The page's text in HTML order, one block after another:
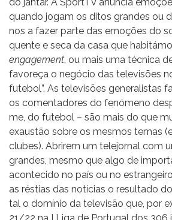
quando jogam os ditos grandes ou
nos a fazer parte das emoções do
quente e seca da casa que
engagement , ou mais uma técnica
favoreça o negócio das televisões
futebol”. As televisões generalistas
os comentadores do fenómeno
me, do futebol – são mais do que
exaustão sobre os mesmos temas
clubes). Abrirem um telejornal com
grandes, mesmo que algo de
acontecido no país ou no
as réstias das notícias o resultado
tal o domínio da televisão que, por